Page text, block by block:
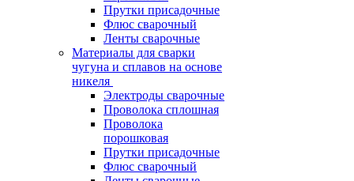
Прутки присадочные
Флюс сварочный
Ленты сварочные
Материалы для сварки
чугуна и сплавов на основе
никеля
Электроды сварочные
Проволока сплошная
Проволока
порошковая
Прутки присадочные
Флюс сварочный